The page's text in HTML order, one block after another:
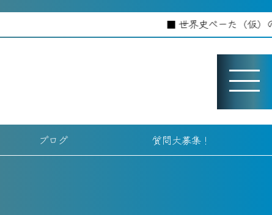
世界史べーた（仮）のホー
ブログ 質問大募集！